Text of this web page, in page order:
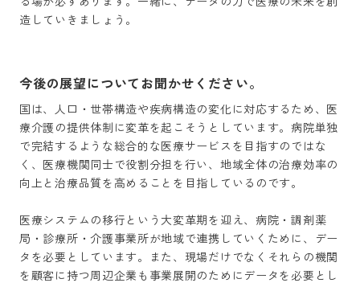
造していきましょう。
今後の展望についてお聞かせください。
国は、人口・世帯構造や疾病構造の変化に対応するため、医
療介護の提供体制に変革を起こそうとしています。病院単独
で完結するような総合的な医療サービスを目指すのではな
く、医療機関同士で役割分担を行い、地域全体の治療効率の
向上と治療品質を高めることを目指しているのです。
医療システムの移行という大変革期を迎え、病院・調剤薬
局・診療所・介護事業所が地域で連携していくために、デー
タを必要としています。また、現場だけでなくそれらの機関
を顧客に持つ周辺企業も事業展開のためにデータを必要とし